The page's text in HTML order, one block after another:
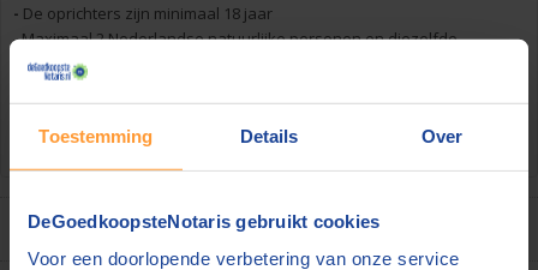
Toestemming Details Over
DeGoedkoopsteNotaris gebruikt cookies
Voor een doorlopende verbetering van onze service
Over ons
- De oprichters zijn minimaal 18 jaar
- Maximaal 2 Nederlandse natuurlijke personen en diezelfde
personen zijn tevens bestuurder/aandeelhouder
volledig uit gewone aandelen en wordt in contacten volgestort